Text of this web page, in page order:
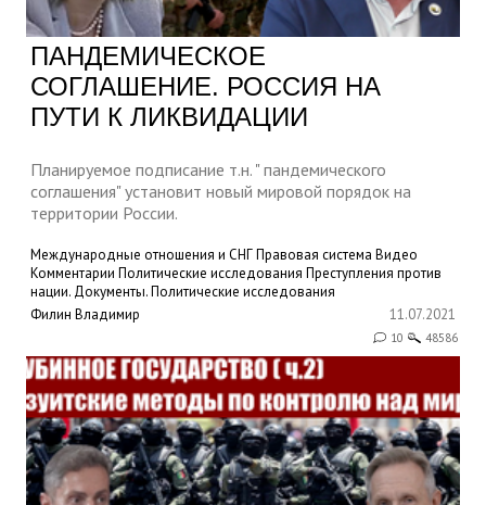
ПАНДЕМИЧЕСКОЕ
СОГЛАШЕНИЕ. РОССИЯ НА
ПУТИ К ЛИКВИДАЦИИ
Планируемое подписание т.н. " пандемического
соглашения" установит новый мировой порядок на
территории России.
Международные отношения и СНГПравовая система Видео
Комментарии Политические исследования Преступления против
нации. Документы.Политические исследования
Филин Владимир
11.07.2021
10 48586